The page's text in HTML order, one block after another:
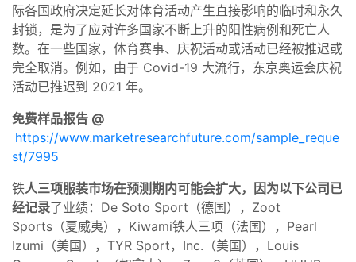
际各国政府决定延长对体育活动产生直接影响的临时和永久
封锁，是为了应对许多国家不断上升的阳性病例和死亡人
数。在一些国家，体育赛事、庆祝活动或活动已经被推迟或
完全取消。例如，由于 Covid-19 大流行，东京奥运会庆祝
活动已推迟到 2021 年。
免费样品报告 @
https://www.marketresearchfuture.com/sample_reque
st/7995
铁人三项服装市场在预测期内可能会扩大，因为以下公司已
经记录了业绩：De Soto Sport（德国），Zoot
Sports（夏威夷），Kiwami铁人三项（法国），Pearl
Izumi（美国），TYR Sport，Inc.（美国），Louis